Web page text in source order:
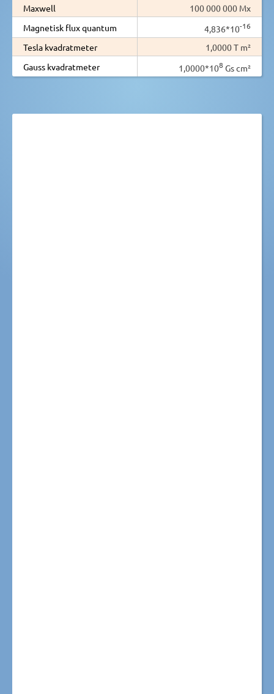
Maxwell
100 000 000 Mx
Magnetisk flux quantum
4,836*10-16
Tesla kvadratmeter
1,0000 T m²
Gauss kvadratmeter
1,0000*108 Gs cm²